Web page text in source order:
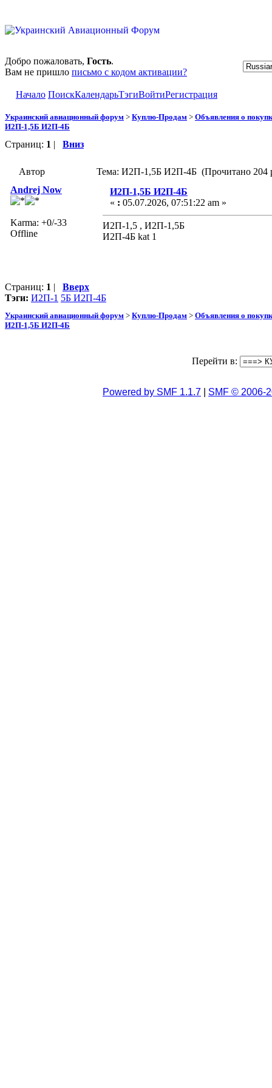
Добро пожаловать, Гость.
Вам не пришло письмо с кодом активации?
Начало ПоискКалендарьТэгиВойтиРегистрация
Украинский авиационный форум > Куплю-Продам > Объявления о
И2П-1,5Б И2П-4Б
Страниц: 1 | Вниз
Автор
Тема: И2П-1,5Б И2П-4Б (Прочитано 204
Andrej Now
Karma: +0/-33
Offline
И2П-1,5Б И2П-4Б
« : 05.07.2026, 07:51:22 am »
И2П-1,5 , И2П-1,5Б
И2П-4Б kat 1
Страниц: 1 | Вверх
Тэги: И2П-1 5Б И2П-4Б
Украинский авиационный форум > Куплю-Продам > Объявления о
И2П-1,5Б И2П-4Б
Перейти в:
Powered by SMF 1.1.7 SMF © 2006-